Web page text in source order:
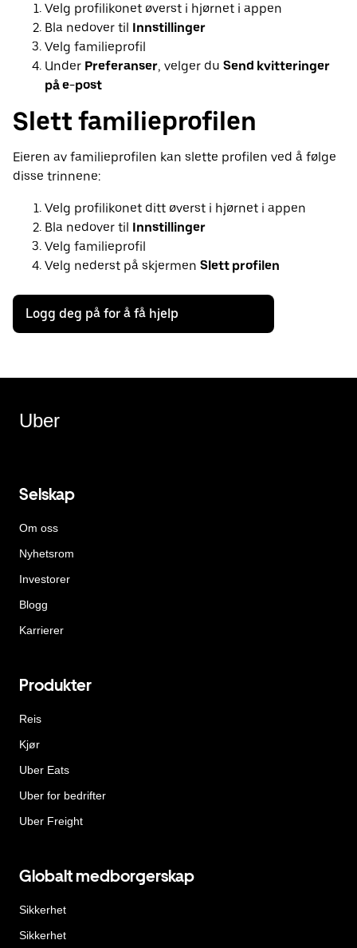
Velg profilikonet øverst i hjørnet i appen
Bla nedover til Innstillinger
Velg familieprofil
Under Preferanser, velger du Send kvitteringer
på e-post
Slett familieprofilen
Eieren av familieprofilen kan slette profilen ved å følge
disse trinnene:
Velg profilikonet ditt øverst i hjørnet i appen
Bla nedover til Innstillinger
Velg familieprofil
Velg nederst på skjermen Slett profilen
Logg deg på for å få hjelp
Uber
Selskap
Om oss
Nyhetsrom
Investorer
Blogg
Karrierer
Produkter
Reis
Kjør
Uber Eats
Uber for bedrifter
Uber Freight
Globalt medborgerskap
Sikkerhet
Sikkerhet